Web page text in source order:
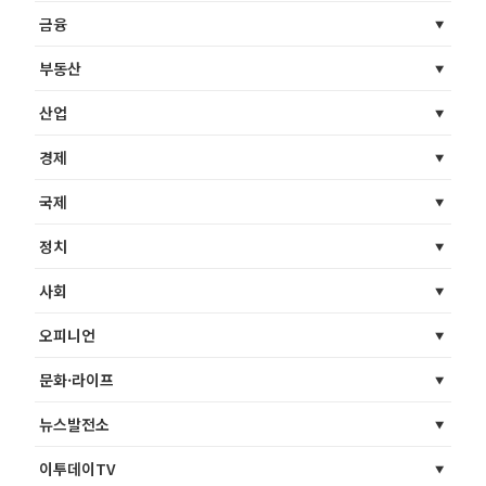
금융
부동산
산업
경제
국제
정치
사회
오피니언
문화·라이프
뉴스발전소
이투데이TV